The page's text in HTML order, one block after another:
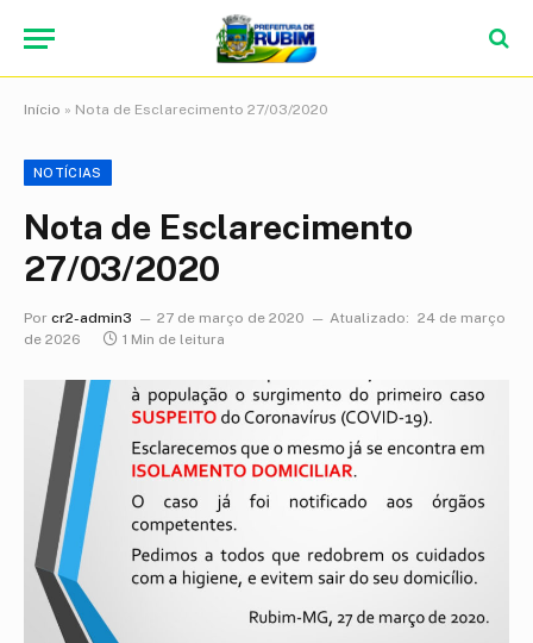
Início » Nota de Esclarecimento 27/03/2020
NOTÍCIAS
Nota de Esclarecimento
27/03/2020
Por cr2-admin3 27 de março de 2020 Atualizado: 24 de março
de 2026
1 Min de leitura